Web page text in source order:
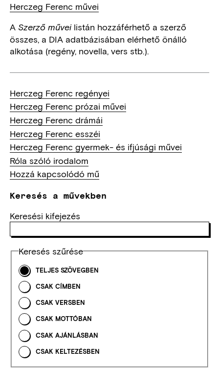
Herczeg Ferenc művei
A Szerző műveilistán hozzáférhető a szerző
összes, a DIA adatbázisában elérhető önálló
alkotása (regény, novella, vers stb.).
Herczeg Ferenc regényei
Herczeg Ferenc prózai művei
Herczeg Ferenc drámái
Herczeg Ferenc esszéi
Herczeg Ferenc gyermek- és ifjúsági művei
Róla szóló irodalom
Hozzá kapcsolódó mű
Keresés a művekben
Keresési kifejezés
Keresés szűrése
TELJES SZÖVEGBEN
CSAK CÍMBEN
CSAK VERSBEN
CSAK MOTTÓBAN
CSAK AJÁNLÁSBAN
CSAK KELTEZÉSBEN